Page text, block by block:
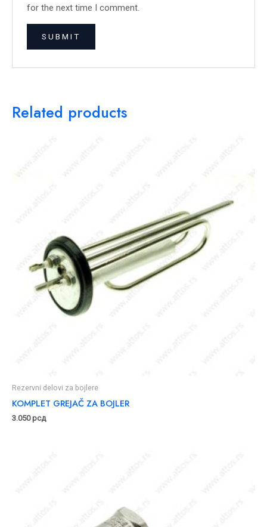
for the next time I comment.
Related products
Rezervni delovi za bojlere
KOMPLET GREJAČ ZA BOJLER
3.050рсд